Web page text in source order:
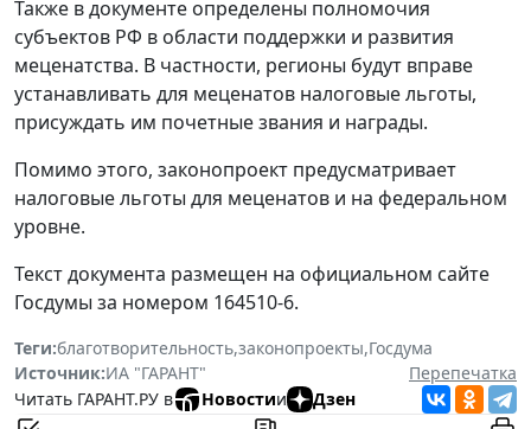
Также в документе определены полномочия
субъектов РФ в области поддержки и развития
меценатства. В частности, регионы будут вправе
устанавливать для меценатов налоговые льготы,
присуждать им почетные звания и награды.
Помимо этого, законопроект предусматривает
налоговые льготы для меценатов и на федеральном
уровне.
Текст документа размещен на официальном сайте
Госдумы за номером 164510-6.
Теги:благотворительность,законопроекты,Госдума
Источник:ИА "ГАРАНТ"
Перепечатка
Читать ГАРАНТ.РУ в
Новостии Дзен